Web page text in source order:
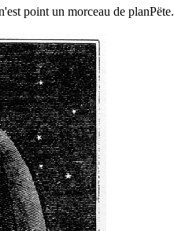
point un morceau de planРёte.